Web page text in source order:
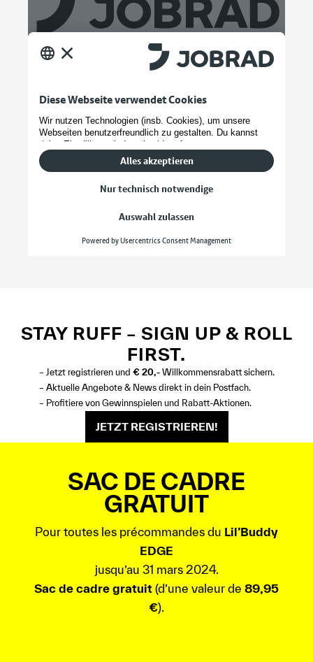
STAY RUFF – SIGN UP & ROLL
FIRST.
– Jetzt registrieren und € 20,-Willkommensrabatt sichern.
– Aktuelle Angebote & News direkt in dein Postfach.
– Profitiere von Gewinnspielen und Rabatt-Aktionen.
JETZT REGISTRIEREN!
SAC DE CADRE
GRATUIT
Pour toutes les précommandes du Lil’Buddy
EDGE
jusqu’au 31 mars 2024.
Sac de cadre gratuit (d’une valeur de 89,95
€).